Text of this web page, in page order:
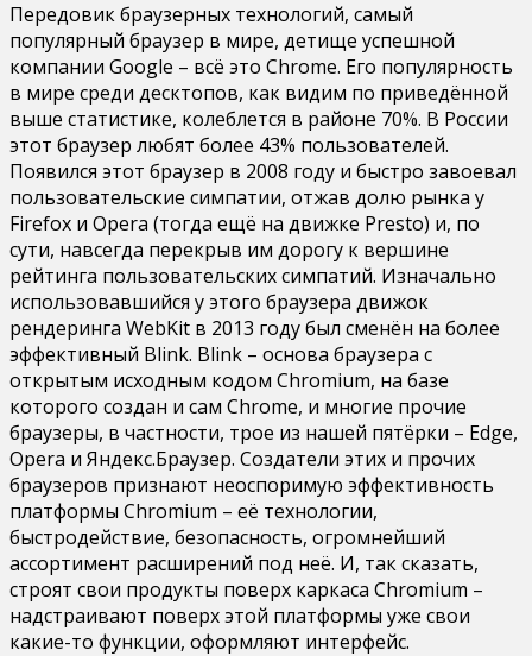
Передовик браузерных технологий, самый
популярный браузер в мире, детище успешной
компании Google – всё это Chrome. Его популярность
в мире среди десктопов, как видим по приведённой
выше статистике, колеблется в районе 70%. В России
этот браузер любят более 43% пользователей.
Появился этот браузер в 2008 году и быстро завоевал
пользовательские симпатии, отжав долю рынка у
Firefox и Opera (тогда ещё на движке Presto) и, по
сути, навсегда перекрыв им дорогу к вершине
рейтинга пользовательских симпатий. Изначально
использовавшийся у этого браузера движок
рендеринга WebKit в 2013 году был сменён на более
эффективный Blink. Blink – основа браузера с
открытым исходным кодом Chromium, на базе
которого создан и сам Chrome, и многие прочие
браузеры, в частности, трое из нашей пятёрки – Edge,
Opera и Яндекс.Браузер. Создатели этих и прочих
браузеров признают неоспоримую эффективность
платформы Chromium – её технологии,
быстродействие, безопасность, огромнейший
ассортимент расширений под неё. И, так сказать,
строят свои продукты поверх каркаса Chromium –
надстраивают поверх этой платформы уже свои
какие-то функции, оформляют интерфейс.